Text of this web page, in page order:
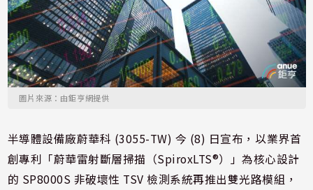
圖片來源：由鉅亨網提供
半導體設備廠蔚華科 (3055-TW) 今 (8) 日宣布，以業界首
創專利「蔚華雷射斷層掃描（SpiroxLTS®）」為核心設計
的 SP8000S 非破壞性 TSV 檢測系統再推出雙光路模組，